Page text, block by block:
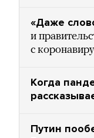
«Даже
и
с
Когда
Путин